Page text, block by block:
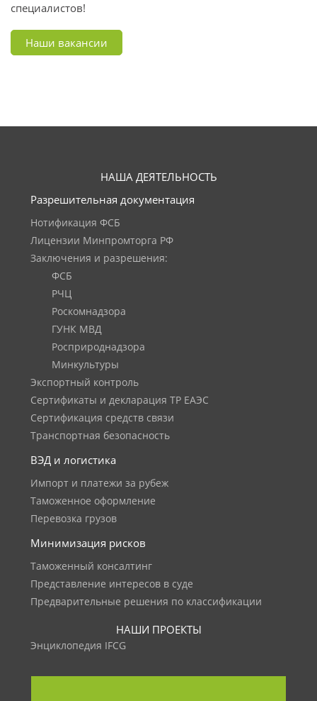
специалистов!
Наши вакансии
НАША ДЕЯТЕЛЬНОСТЬ
Разрешительная документация
Нотификация ФСБ
Лицензии Минпромторга РФ
Заключения и разрешения:
ФСБ
РЧЦ
Роскомнадзора
ГУНК МВД
Росприроднадзора
Минкультуры
Экспортный контроль
Сертификаты и декларация ТР ЕАЭС
Сертификация средств связи
Транспортная безопасность
ВЭД и логистика
Импорт и платежи за рубеж
Таможенное оформление
Перевозка грузов
Минимизация рисков
Таможенный консалтинг
Представление интересов в суде
Предварительные решения по классификации
НАШИ ПРОЕКТЫ
Энциклопедия IFCG